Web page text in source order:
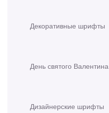
Декоративные шрифты
День святого Валентина
Дизайнерские шрифты